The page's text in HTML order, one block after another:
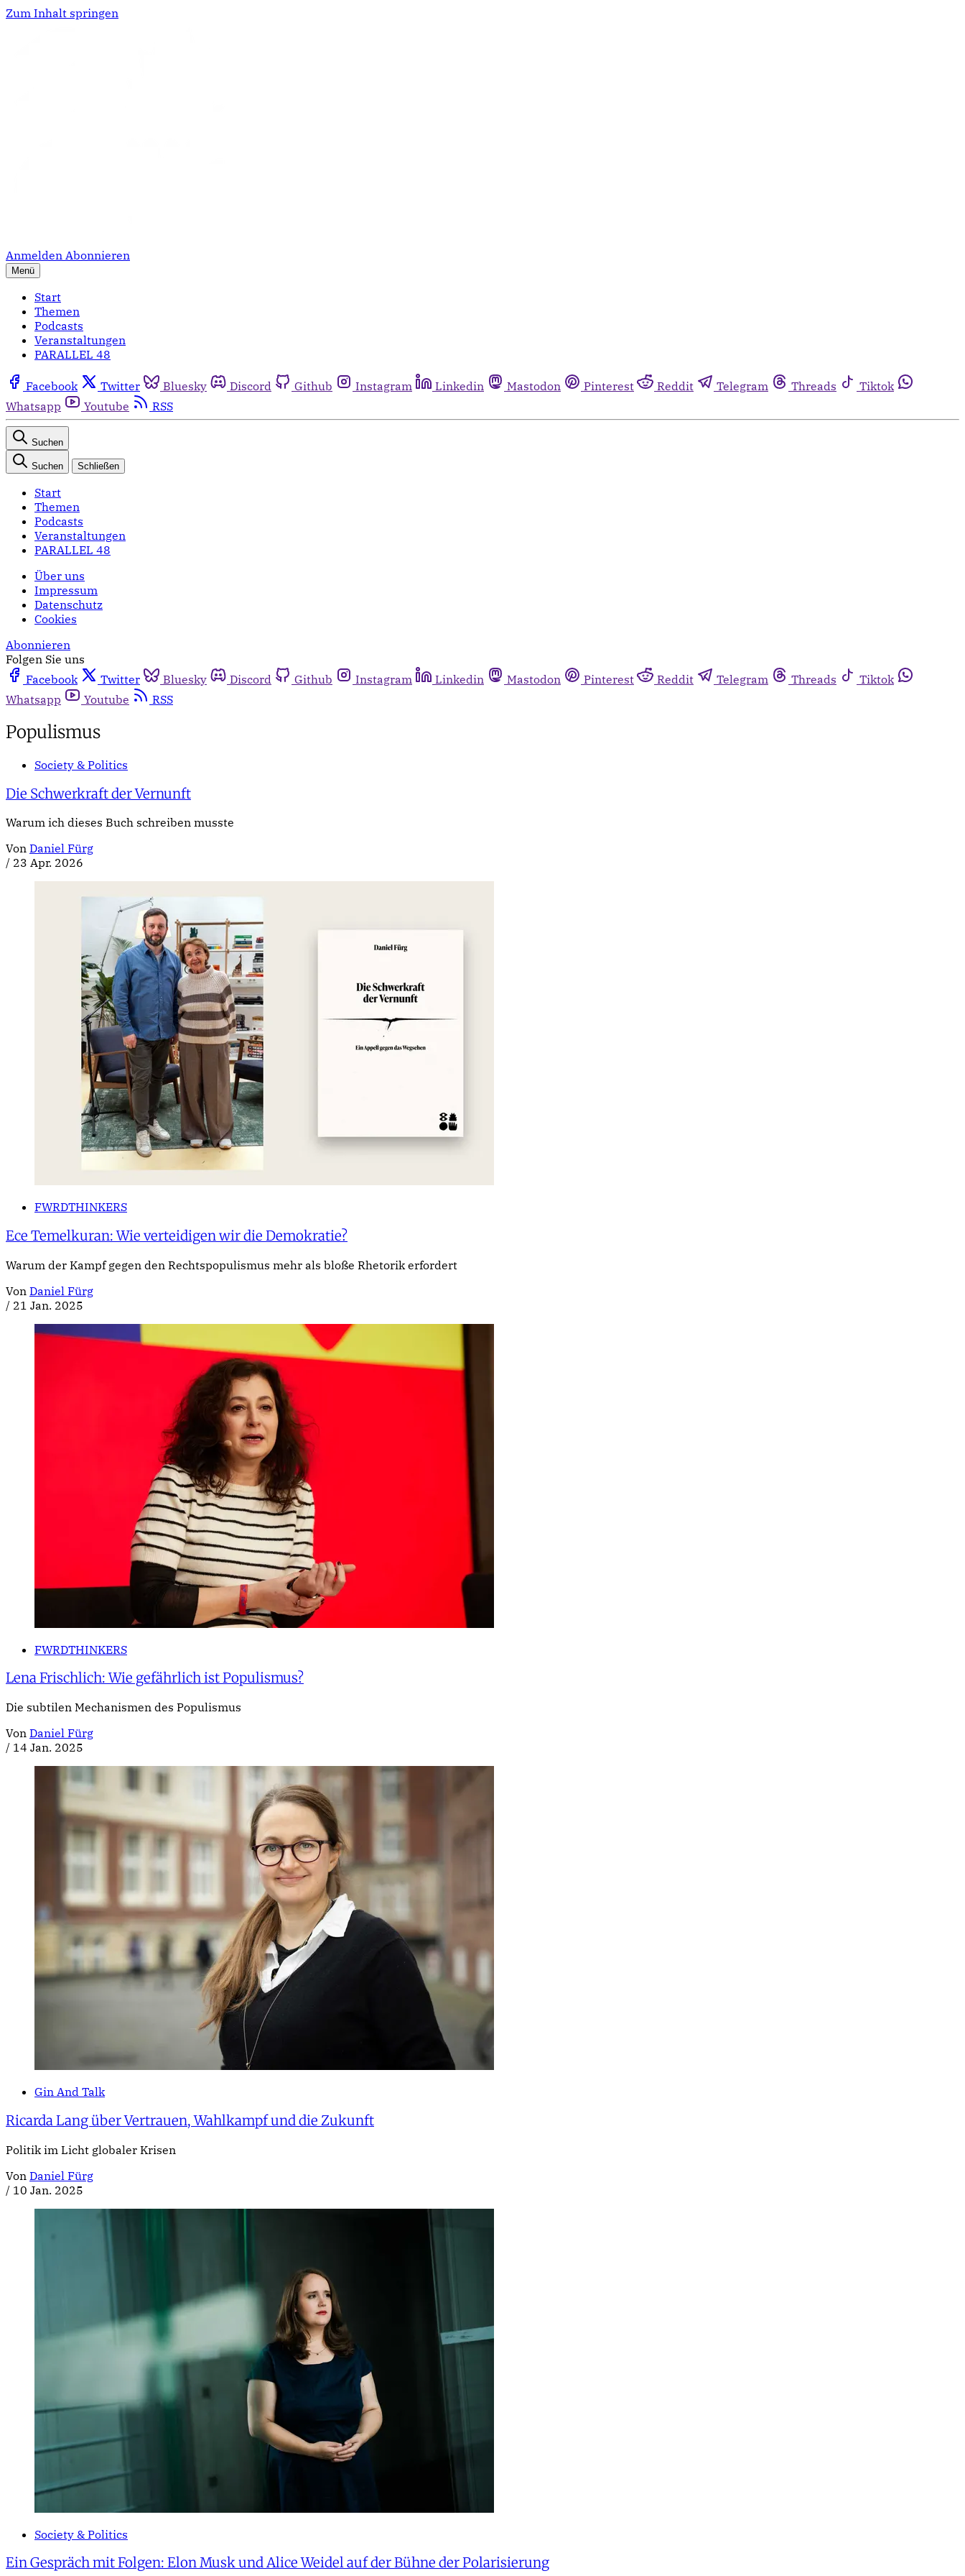
Zum Inhalt springen
Anmelden Abonnieren
Menü
Start
Themen
Podcasts
Veranstaltungen
PARALLEL 48
Facebook Twitter Bluesky Discord Github Instagram Linkedin Mastodon Pinterest Reddit Telegram Threads
Tiktok
Whatsapp
Youtube RSS
Suchen
Suchen Schließen
Start
Themen
Podcasts
Veranstaltungen
PARALLEL 48
Über uns
Impressum
Datenschutz
Cookies
Abonnieren
Folgen Sie uns
Facebook
Twitter Bluesky Discord Github Instagram Linkedin Mastodon Pinterest Reddit Telegram Threads
Tiktok
Whatsapp
Youtube RSS
Populismus
Society & Politics
Die Schwerkraft der Vernunft
Warum ich dieses Buch schreiben musste
Von Daniel Fürg
/ 23 Apr. 2026
FWRDTHINKERS
Ece Temelkuran: Wie verteidigen wir die Demokratie?
Warum der Kampf gegen den Rechtspopulismus mehr als bloße Rhetorik erfordert
Von Daniel Fürg
/ 21 Jan. 2025
FWRDTHINKERS
Lena Frischlich: Wie gefährlich ist Populismus?
Die subtilen Mechanismen des Populismus
Von Daniel Fürg
/ 14 Jan. 2025
Gin And Talk
Ricarda Lang über Vertrauen, Wahlkampf und die Zukunft
Politik im Licht globaler Krisen
Von Daniel Fürg
/ 10 Jan. 2025
Society & Politics
Ein Gespräch mit Folgen: Elon Musk und Alice Weidel auf der Bühne der Polarisierung